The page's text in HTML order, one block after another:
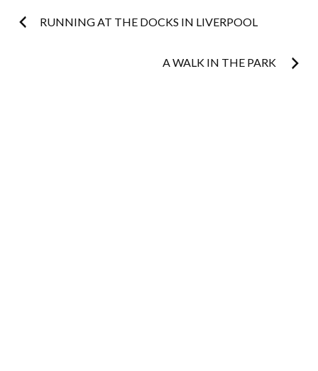
Postnavigatie
RUNNING AT THE DOCKS IN LIVERPOOL
A WALK IN THE PARK